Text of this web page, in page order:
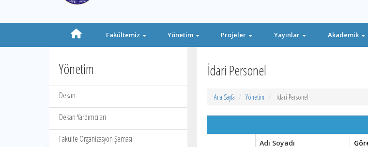
Fakültemiz Yönetim Projeler Yayınlar Akademik
Yönetim
Dekan
Dekan Yardımcıları
Fakülte Organizasyon Şeması
İdari Personel
Ana Sayfa Yönetim İdari Personel
Adı Soyadı